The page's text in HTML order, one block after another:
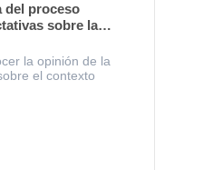
del proceso
sobre la
legislativa y
la opinión de la
el contexto